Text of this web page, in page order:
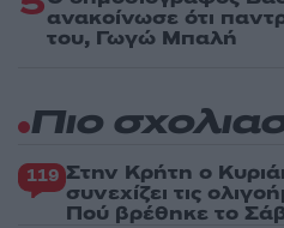
ανακοίνωσε ότι
του, Γωγώ Μπαλή
Πιο
119 Στην Κρήτη ο
συνεχίζει τις
Πού βρέθηκε το